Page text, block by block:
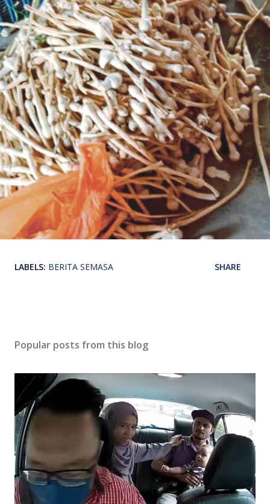
LABELS: BERITA SEMASA SHARE
Popular posts from this blog